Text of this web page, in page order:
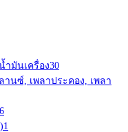
ำมันเครื่อง30
านซ์, เพลาประคอง, เพลา
1